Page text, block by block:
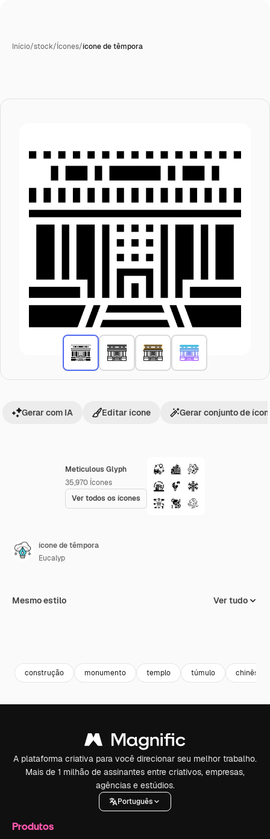
Início/stock/Ícones/ícone de têmpora
Meticulous Glyph
35,970 Ícones
Ver todos os ícones
Gerar com IA Editar ícone Gerar conjunto de
ícone de têmpora
Eucalyp
Mesmo estilo Ver tudo
construção monumento templo túmulo chinês
A plataforma criativa para você direcionar seu melhor trabalho.
Mais de 1 milhão de assinantes entre criativos, empresas,
agências e estúdios.
Português
Produtos